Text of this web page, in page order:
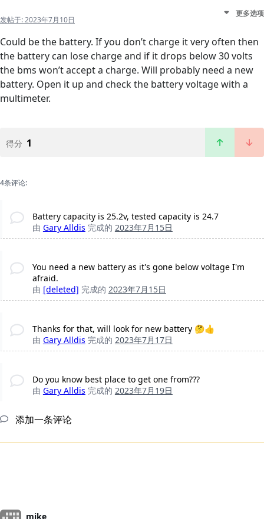
发帖于:2023年7月10日
更多选项
Could be the battery. If you don’t charge it very often then
the battery can lose charge and if it drops below 30 volts
the bms won’t accept a charge. Will probably need a new
battery. Open it up and check the battery voltage with a
multimeter.
得分 1
4条评论:
Battery capacity is 25.2v, tested capacity is 24.7
由 Gary Alldis 完成的 2023年7月15日
You need a new battery as it's gone below voltage I'm
afraid.
由 [deleted] 完成的 2023年7月15日
Thanks for that, will look for new battery 🤔👍
由 Gary Alldis 完成的 2023年7月17日
Do you know best place to get one from???
由 Gary Alldis 完成的 2023年7月19日
添加一条评论
mike